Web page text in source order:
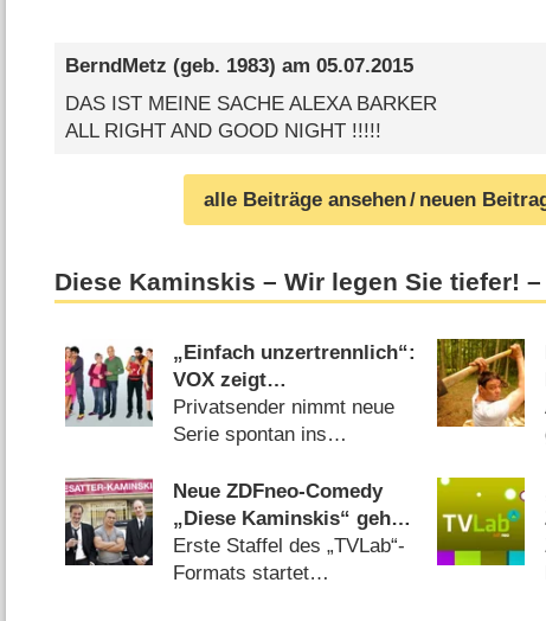
BerndMetz (geb. 1983) am 05.07.2015
DAS IST MEINE SACHE ALEXA BARKER
ALL RIGHT AND GOOD NIGHT !!!!!
alle Beiträge ansehen/ neuen
Diese Kaminskis – Wir legen Sie tiefer! –
„Einfach unzertrennlich“:
VOX zeigt
eigenproduzierte Comedy
schon in zwei Wochen
Privatsender nimmt neue
Serie spontan ins
Neue ZDFneo-Comedy
„Diese Kaminskis“ geht
im November in Serie
Erste Staffel des „TVLab“-
Formats startet